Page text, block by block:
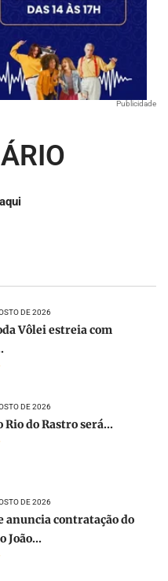
Publicidade
DE 2026
Vôlei estreia com
DE 2026
Rio do Rastro será...
DE 2026
anuncia contratação do
João...